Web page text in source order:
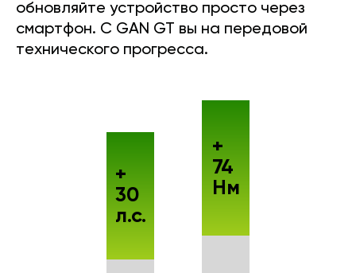
обновляйте устройство просто через
смартфон. С GAN GT вы на передовой
технического прогресса.
+
30
л.с.
+
74
Нм